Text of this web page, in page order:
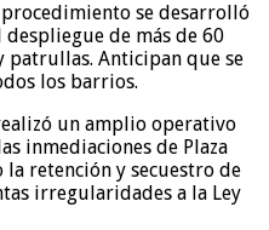
se desarrolló
despliegue de más de 60
patrullas. Anticipan que se
los barrios.
un amplio operativo
inmediaciones de Plaza
retención y secuestro de
irregularidades a la Ley